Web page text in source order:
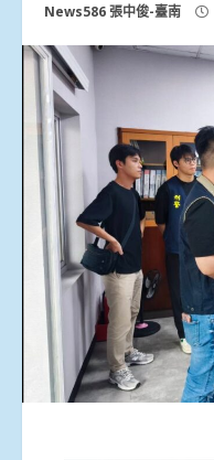
News586 張中俊-臺南